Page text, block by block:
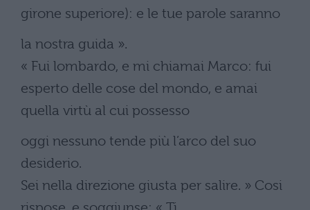
girone superiore): e le tue parole saranno
la nostra guida ».
« Fui lombardo, e mi chiamai Marco: fui
esperto delle cose del mondo, e amai
quella virtù al cui possesso
oggi nessuno tende più l’arco del suo
desiderio.
Sei nella direzione giusta per salire. » Cosi